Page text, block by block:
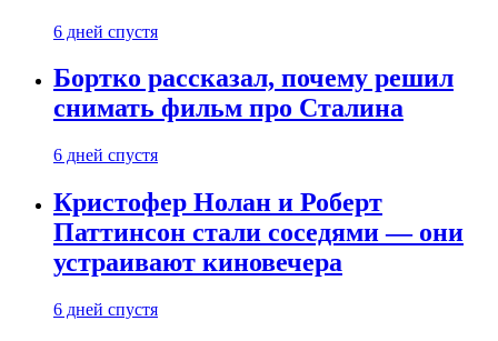
6 дней спустя
Бортко рассказал, почему решил
снимать фильм про Сталина
6 дней спустя
Кристофер Нолан и Роберт
Паттинсон стали соседями — они
устраивают киновечера
6 дней спустя